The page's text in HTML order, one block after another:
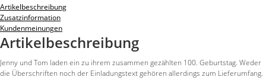
Artikelbeschreibung
Zusatzinformation
Kundenmeinungen
Artikelbeschreibung
Jenny und Tom laden ein zu ihrem zusammen gezählten 100. Geburtstag. Weder
die Überschriften noch der Einladungstext gehören allerdings zum Lieferumfang.